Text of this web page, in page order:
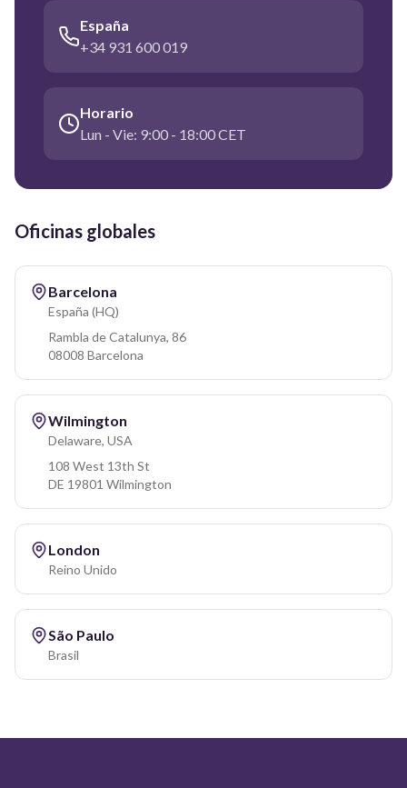
España
+34 931 600 019
Horario
Lun - Vie: 9:00 - 18:00 CET
Oficinas globales
Barcelona
España (HQ)
Rambla de Catalunya, 86
08008 Barcelona
Wilmington
Delaware, USA
108 West 13th St
DE 19801 Wilmington
London
Reino Unido
São Paulo
Brasil